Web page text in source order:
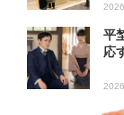
平
応